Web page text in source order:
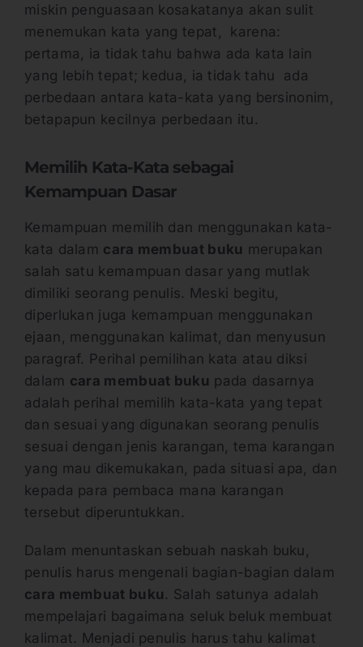
miskin penguasaan kosakatanya akan sulit
menemukan kata yang tepat, karena:
pertama, ia tidak tahu bahwa ada kata lain
yang lebih tepat; kedua, ia tidak tahu ada
perbedaan antara kata-kata yang bersinonim,
betapapun kecilnya perbedaan itu.
Memilih Kata-Kata sebagai
Kemampuan Dasar
Kemampuan memilih dan menggunakan kata-
kata dalam cara membuat buku merupakan
salah satu kemampuan dasar yang mutlak
dimiliki seorang penulis. Meski begitu,
diperlukan juga kemampuan menggunakan
ejaan, menggunakan kalimat, dan menyusun
paragraf. Perihal pemilihan kata atau diksi
dalam cara membuat buku pada dasarnya
adalah perihal memilih kata-kata yang tepat
dan sesuai yang digunakan seorang penulis
sesuai dengan jenis karangan, tema karangan
yang mau dikemukakan, pada situasi apa, dan
kepada para pembaca mana karangan
tersebut diperuntukkan.
Dalam menuntaskan sebuah naskah buku,
penulis harus mengenali bagian-bagian dalam
cara membuat buku . Salah satunya adalah
mempelajari bagaimana seluk beluk membuat
kalimat. Menjadi penulis harus tahu kalimat